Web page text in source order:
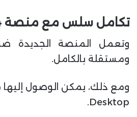
تكامل سلس مع منصة JForex4
وتعمل المنصة الجديدة
ومستقلة بالكامل.
Desktop.